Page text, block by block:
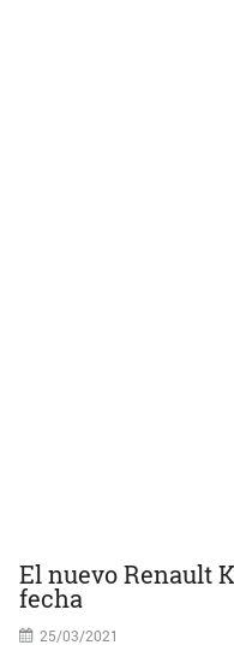
El nuevo Renault
fecha
25/03/2021